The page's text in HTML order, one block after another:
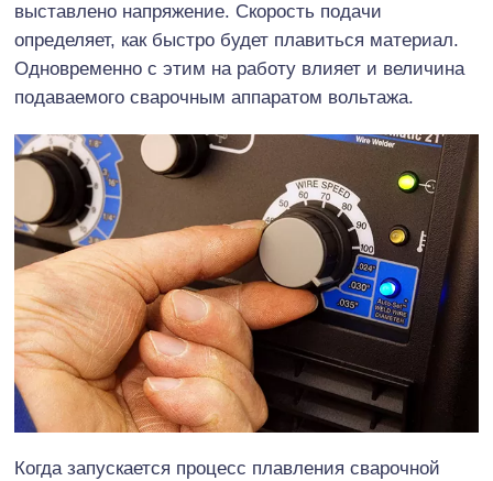
выставлено напряжение. Скорость подачи
определяет, как быстро будет плавиться материал.
Одновременно с этим на работу влияет и величина
подаваемого сварочным аппаратом вольтажа.
Когда запускается процесс плавления сварочной